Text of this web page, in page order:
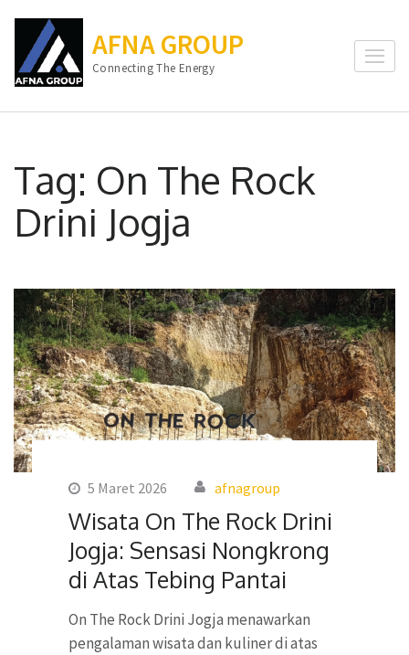
konten
(Tekan
AFNA GROUP
Connecting The Energy
Tag: On The Rock
Drini Jogja
5 Maret 2026 afnagroup
Wisata On The Rock Drini
Jogja: Sensasi Nongkrong
di Atas Tebing Pantai
On The Rock Drini Jogja menawarkan
pengalaman wisata dan kuliner di atas